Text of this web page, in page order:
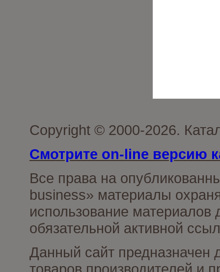
Copyright © 2000-2026.
Смотрите on-line версию
Все права на
business» материалы
использование материалов
обязательной активной
Данный сайт предназначен